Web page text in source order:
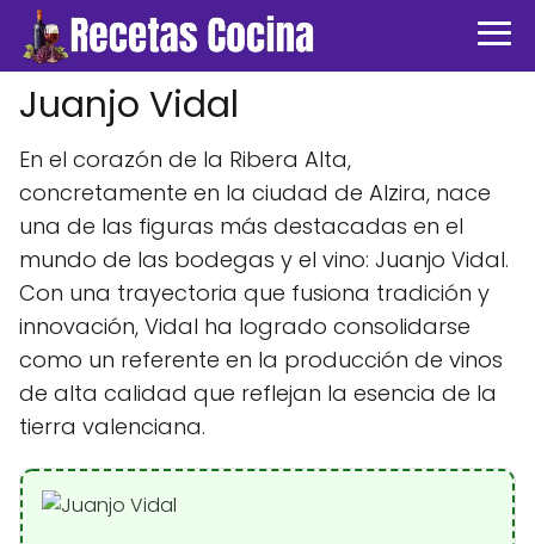
Juanjo Vidal
En el corazón de la Ribera Alta,
concretamente en la ciudad de Alzira, nace
una de las figuras más destacadas en el
mundo de las bodegas y el vino: Juanjo Vidal.
Con una trayectoria que fusiona tradición y
innovación, Vidal ha logrado consolidarse
como un referente en la producción de vinos
de alta calidad que reflejan la esencia de la
tierra valenciana.